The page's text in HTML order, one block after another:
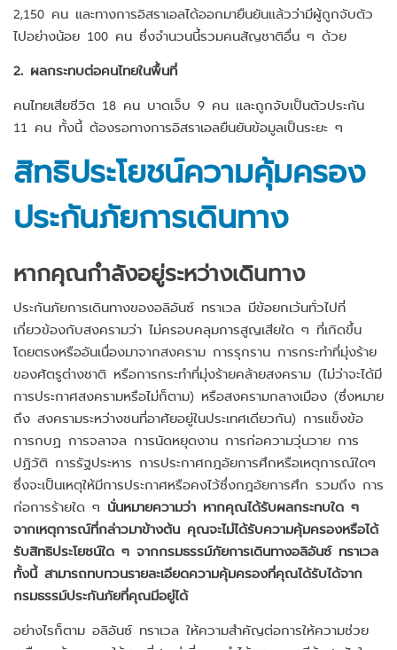
2,150 คน และทางการอิสราเอลได้ออกมายืนยันแล้วว่ามีผู้ถูกจับตัว
ไปอย่างน้อย 100 คน ซึ่งจำนวนนี้รวมคนสัญชาติอื่น ๆ ด้วย
2. ผลกระทบต่อคนไทยในพื้นที่
คนไทยเสียชีวิต 18 คน บาดเจ็บ 9 คน และถูกจับเป็นตัวประกัน
11 คน ทั้งนี้ ต้องรอทางการอิสราเอลยืนยันข้อมูลเป็นระยะ ๆ
สิทธิประโยชน์ความคุ้มครอง
ประกันภัยการเดินทาง
หากคุณกำลังอยู่ระหว่างเดินทาง
ประกันภัยการเดินทางของอลิอันซ์ ทราเวล มีข้อยกเว้นทั่วไปที่
เกี่ยวข้องกับสงครามว่า ไม่ครอบคลุมการสูญเสียใด ๆ ที่เกิดขึ้น
โดยตรงหรืออันเนื่องมาจากสงคราม การรุกราน การกระทำที่มุ่งร้าย
ของศัตรูต่างชาติ หรือการกระทำที่มุ่งร้ายคล้ายสงคราม (ไม่ว่าจะได้มี
การประกาศสงครามหรือไม่ก็ตาม) หรือสงครามกลางเมือง (ซึ่งหมาย
ถึง สงครามระหว่างชนที่อาศัยอยู่ในประเทศเดียวกัน) การแข็งข้อ
การกบฏ การจลาจล การนัดหยุดงาน การก่อความวุ่นวาย การ
ปฏิวัติ การรัฐประหาร การประกาศกฎอัยการศึกหรือเหตุการณ์ใดๆ
ซึ่งจะเป็นเหตุให้มีการประกาศหรือคงไว้ซึ่งกฎอัยการศึก รวมถึง การ
ก่อการร้ายใด ๆ นั่นหมายความว่า หากคุณได้รับผลกระทบใด ๆ
จากเหตุการณ์ที่กล่าวมาข้างต้น คุณจะไม่ได้รับความคุ้มครองหรือได้
รับสิทธิประโยชน์ใด ๆ จากกรมธรรม์ภัยการเดินทางอลิอันซ์ ทราเวล
ทั้งนี้ สามารถทบทวนรายละเอียดความคุ้มครองที่คุณได้รับได้จาก
กรมธรรม์ประกันภัยที่คุณมีอยู่ได้
อย่างไรก็ตาม อลิอันซ์ ทราเวล ให้ความสำคัญต่อการให้ความช่วย